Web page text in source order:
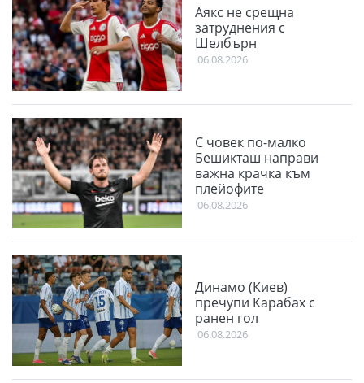
Аякс не срещна
затруднения с
Шелбърн
06.08.2026
С човек по-малко
Бешикташ направи
важна крачка към
плейофите
06.08.2026
Динамо (Киев)
пречупи Карабах с
ранен гол
06.08.2026